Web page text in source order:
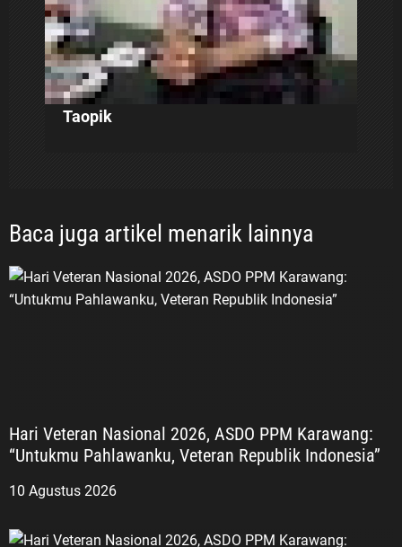
Menurut ASDO, perjuangan tersebut
tidak boleh berhenti pada kegiatan
mengenang masa lalu. Nilai
keberanian, pengabdian, persatuan,
cinta tanah air, dan semangat
pahlawan. Semangat perjuangan
para veteran harus menjadi
inspirasi bagi generasi muda untuk
belajar, berkarya, menjaga
sejarah perjuangan bangsa, LVRI
bersama PPM juga mendorong
penguatan Jiwa, Semangat dan
sekolah-sekolah menjadi salah
Taopik
Baca juga artikel menarik lainnya
Hari Veteran Nasional 2026, ASDO PPM Karawang:
“Untukmu Pahlawanku, Veteran Republik Indonesia”
10 Agustus 2026